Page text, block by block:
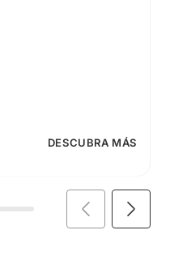
DESCUBRA MÁS